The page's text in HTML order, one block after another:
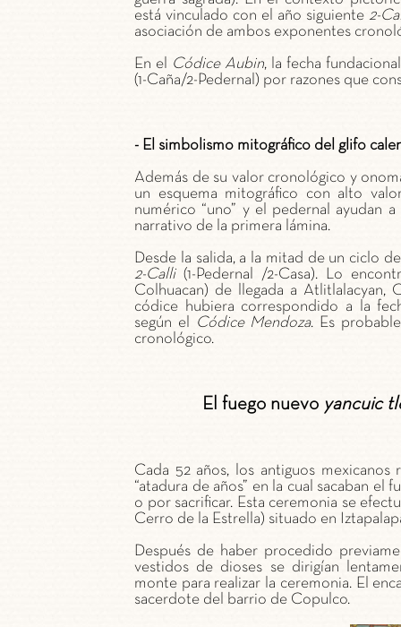
está vinculado con el año siguiente2-
asociación de ambos exponentes
En el Códice Aubin, la fecha
(1-Caña/2-Pedernal) por razones que
- El simbolismo mitográfico del glifo
Además de su valor cronológico y
un esquema mitográfico con alto
numérico “uno” y el pedernal
narrativo de la primera lámina.
Desde la salida, a la mitad de un ciclo
2-Calli (1-Pedernal /2-Casa). Lo
Colhuacan) de llegada a Atlitlalacyan,
códice hubiera correspondido a la
según el
Códice Mendoza. Es
cronológico.
El fuego nuevo yancuic
Cada 52 años, los antiguos
“atadura de años” en la cual sacaban
o por sacrificar. Esta ceremonia se
Cerro de la Estrella) situado en
Después de haber procedido
vestidos de dioses se dirigían
monte para realizar la ceremonia. El
sacerdote del barrio de Copulco.